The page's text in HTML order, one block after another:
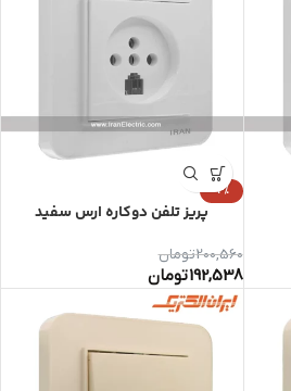
-4%
پریز تلفن دوکاره ارس سفید
200,560تومان
192,538تومان